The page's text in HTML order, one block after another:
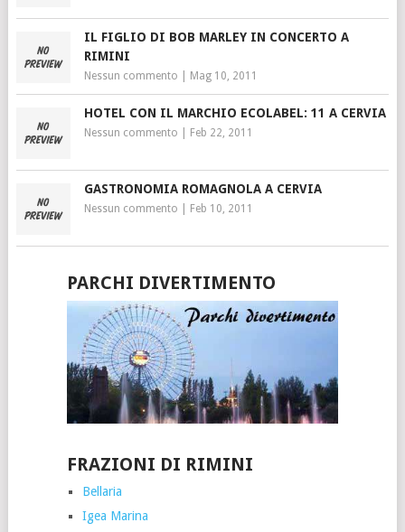
IL FIGLIO DI BOB MARLEY IN CONCERTO A
RIMINI
Nessun commento Mag 10, 2011
HOTEL CON IL MARCHIO ECOLABEL: 11 A CERVIA
Nessun commento Feb 22, 2011
GASTRONOMIA ROMAGNOLA A CERVIA
Nessun commento Feb 10, 2011
PARCHI DIVERTIMENTO
FRAZIONI DI RIMINI
Bellaria
Igea Marina